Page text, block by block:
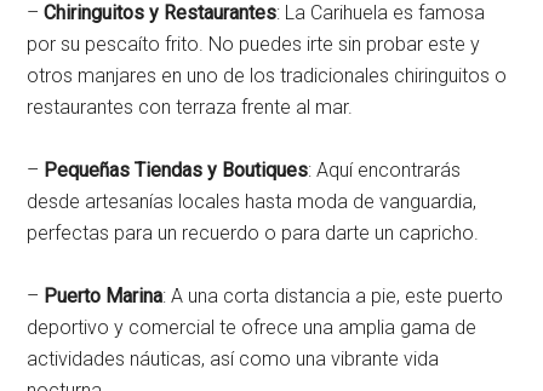
–Chiringuitos y Restaurantes: La Carihuela es famosa
por su pescaíto frito. No puedes irte sin probar este y
otros manjares en uno de los tradicionales chiringuitos o
restaurantes con terraza frente al mar.
– Pequeñas Tiendas y Boutiques: Aquí encontrarás
desde artesanías locales hasta moda de vanguardia,
perfectas para un recuerdo o para darte un capricho.
– Puerto Marina: A una corta distancia a pie, este puerto
deportivo y comercial te ofrece una amplia gama de
actividades náuticas, así como una vibrante vida